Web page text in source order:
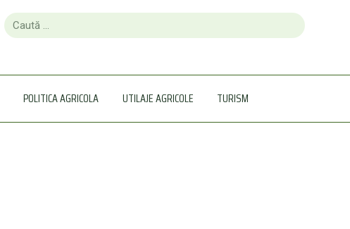
POLITICA AGRICOLA UTILAJE AGRICOLE TURISM